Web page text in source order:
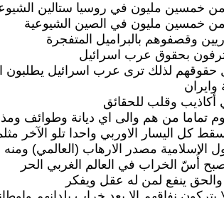
من خمسين مليون في روسيا ستالين
من خمسين مليون في الصين الشيوعية
وقصفوهم بالبراميل المتفجرة
بحقوق عرب اسرائيل
حقوقهم لذلك ترى عرب اسرائيل يطلبون
وايران
أكاذيب وقلب للحقائق
تماما من هم والى اي ديانة وطوائف
كل اليسار الاوربي واحدا تلو الآخر
الاسلامية مصدر الارهاب (العالمي)
أصبح أُسّ الخراب في العالم الغربي الحر
والحق ينفع لمن له عقل ويفكر